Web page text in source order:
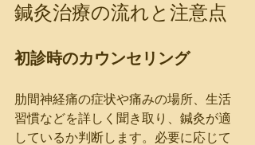
鍼灸治療の流れと注意点
初診時のカウンセリング
肋間神経痛の症状や痛みの場所、生活
習慣などを詳しく聞き取り、鍼灸が適
しているか判断します。必要に応じて